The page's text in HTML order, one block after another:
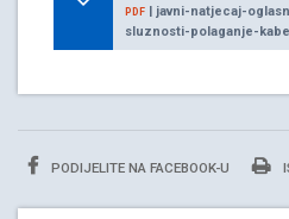
PDF | javni-natjecaj-
sluznosti-polaganje-
PODIJELITE NA FACEBOOK-U